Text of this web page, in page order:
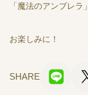
「魔法のアンブレラ
お楽しみに！
SHARE